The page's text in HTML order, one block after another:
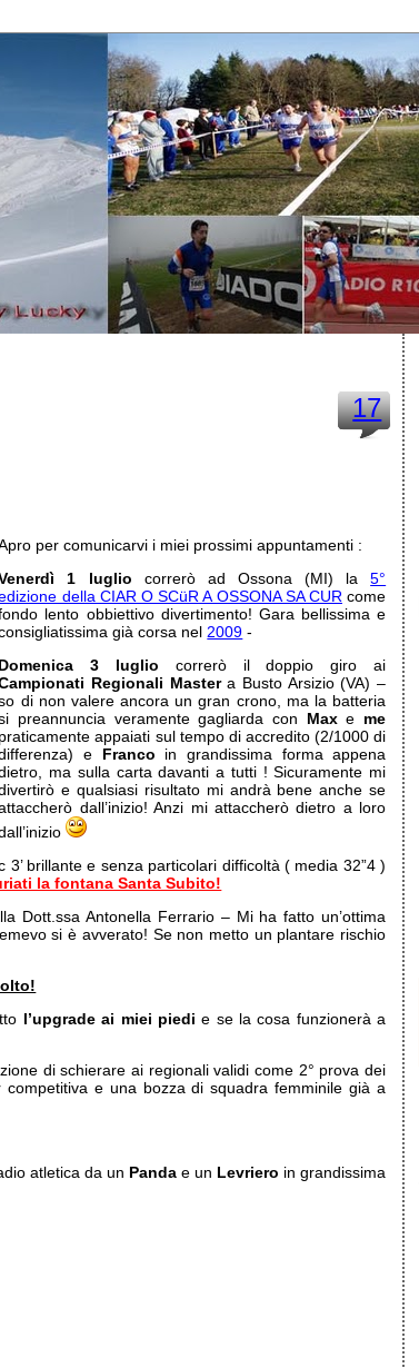
17
per comunicarvi i miei prossimi appuntamenti :
1 luglio correrò ad Ossona (MI) la5°
della CIAR O SCüR A OSSONA SA CUR come
lento obbiettivo divertimento! Gara bellissima e
già corsa nel 2009 -
Domenica 3 luglio correrò il doppio giro ai
Regionali Mastera Busto Arsizio (VA) –
di non valere ancora un gran crono, ma la batteria
preannuncia veramente gagliarda con Maxe me
praticamente appaiati sul tempo di accredito (2/1000 di
e Franco in grandissima forma appena
ma sulla carta davanti a tutti ! Sicuramente mi
e qualsiasi risultato mi andrà bene anche se
dall’inizio! Anzi mi attaccherò dietro a loro
brillante e senza particolari difficoltà ( media 32”4 )
la fontana Santa Subito!
Dott.ssa Antonella Ferrario – Mi ha fatto un’ottima
si è avverato! Se non metto un plantare rischio
l’upgrade ai miei piedi e se la cosa funzionerà a
di schierare ai regionali validi come 2° prova dei
e una bozza di squadra femminile già a
atletica da un Pandae un Levriero in grandissima